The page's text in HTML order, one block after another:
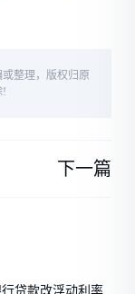
整理，版权归原
!
下一篇
贷款改浮动利率